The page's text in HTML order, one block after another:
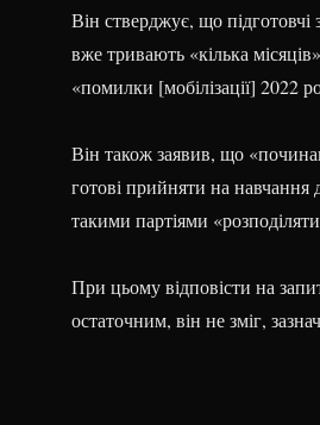
Він стверджує, що підготовчі
вже тривають «кілька
«помилки [мобілізації] 2022
Він також заявив, що
готові прийняти на навчання
такими партіями
При цьому відповісти на
остаточним, він не зміг,